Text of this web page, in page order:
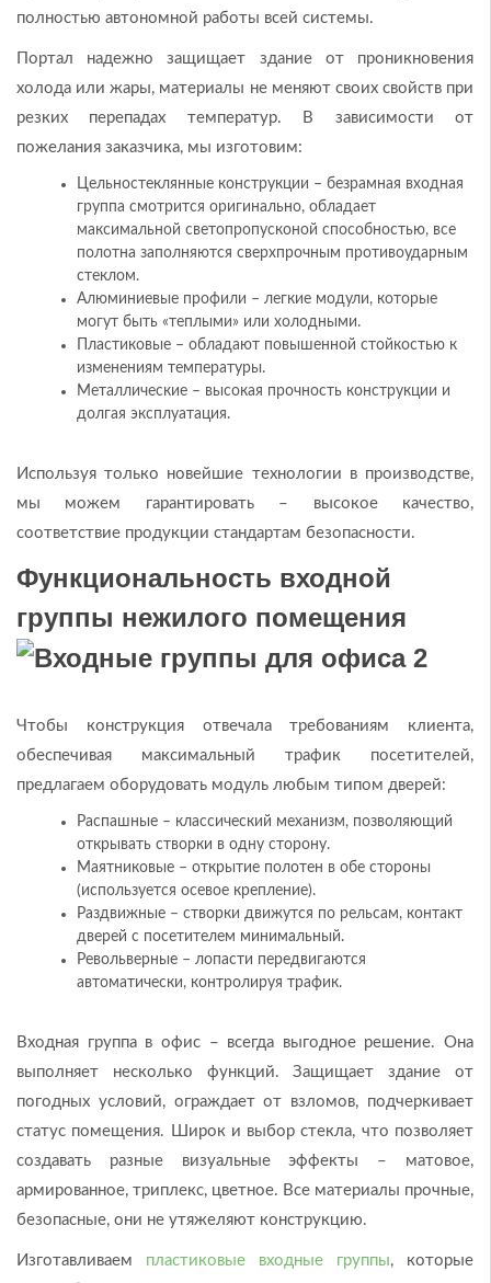
полностью автономной работы всей системы.
Портал надежно защищает здание от проникновения
холода или жары, материалы не меняют своих свойств при
резких перепадах температур. В зависимости от
пожелания заказчика, мы изготовим:
Цельностеклянные конструкции – безрамная входная
группа смотрится оригинально, обладает
максимальной светопропусконой способностью, все
полотна заполняются сверхпрочным противоударным
стеклом.
Алюминиевые профили – легкие модули, которые
могут быть «теплыми» или холодными.
Пластиковые – обладают повышенной стойкостью к
изменениям температуры.
Металлические – высокая прочность конструкции и
долгая эксплуатация.
Используя только новейшие технологии в производстве,
мы можем гарантировать – высокое качество,
соответствие продукции стандартам безопасности.
Функциональность входной
группы нежилого помещения
Чтобы конструкция отвечала требованиям клиента,
обеспечивая максимальный трафик посетителей,
предлагаем оборудовать модуль любым типом дверей:
Распашные – классический механизм, позволяющий
открывать створки в одну сторону.
Маятниковые – открытие полотен в обе стороны
(используется осевое крепление).
Раздвижные – створки движутся по рельсам, контакт
дверей с посетителем минимальный.
Револьверные – лопасти передвигаются
автоматически, контролируя трафик.
Входная группа в офис – всегда выгодное решение. Она
выполняет несколько функций. Защищает здание от
погодных условий, ограждает от взломов, подчеркивает
статус помещения. Широк и выбор стекла, что позволяет
создавать разные визуальные эффекты – матовое,
армированное, триплекс, цветное. Все материалы прочные,
безопасные, они не утяжеляют конструкцию.
Изготавливаем пластиковые входные группы, которые